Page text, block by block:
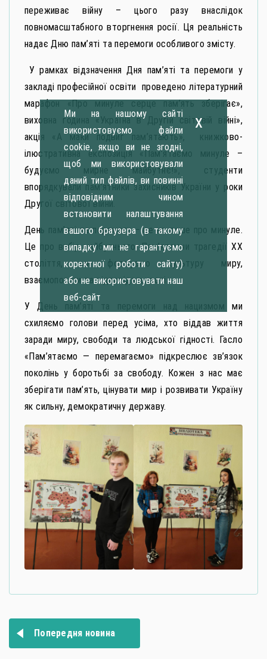
переживає війну – цього разу внаслідок
повномасштабного вторгнення росії. Ця реальність
надає Дню пам’яті та перемоги особливого змісту.
У рамках відзначення Дня пам’яті та перемоги у
закладі професійної освіти проведено літературний
марафон «Про минуле серце пам’ять зберігає»,
виховна година «Україна в Другій світовій війні»,
акція «А маки подвиг пам’ятають», книжково-
ілюстративна експозиція «Пам’ятаємо минуле –
будуємо мирне майбутнє!», студенти
впорядкували пам’ятники захисників України у роки
Другої світової війни.
День пам’яті та перемоги – це не лише про минуле.
Це про вибір майбутнього. Пам’ятаючи трагедії ХХ
століття, ми формуємо культуру миру,
взаємоповаги та відповідальності.
У День пам’яті та перемоги над нацизмом ми
схиляємо голови перед усіма, хто віддав життя
заради миру, свободи та людської гідності. Гасло
«Пам’ятаємо — перемагаємо» підкреслює зв’язок
поколінь у боротьбі за свободу. Кожен з нас має
зберігати пам’ять, цінувати мир і розвивати Україну
як сильну, демократичну державу.
Навігація
записів
Попередня новина
Ми на нашому сайті
використовуємо файли
cookie, якщо ви не згодні,
щоб ми використовували
даний тип файлів, ви повинні
відповідним чином
встановити налаштування
вашого браузера (в такому
випадку ми не гарантуємо
коректної роботи сайту)
або не використовувати наш
веб-сайт
x